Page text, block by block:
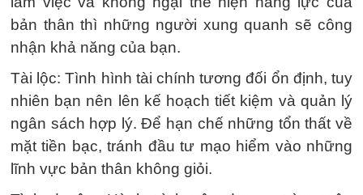
bản thân thì những người xung quanh sẽ công
nhận khả năng của bạn.
Tài lộc: Tình hình tài chính tương đối ổn định, tuy
nhiên bạn nên lên kế hoạch tiết kiệm và quản lý
ngân sách hợp lý. Để hạn chế những tổn thất về
mặt tiền bạc, tránh đầu tư mạo hiểm vào những
lĩnh vực bản thân không giỏi.